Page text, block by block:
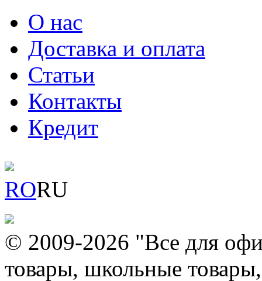
О нас
Доставка и оплата
Статьи
Контакты
Кредит
RORU
© 2009-2026 "Все для
товары, школьные